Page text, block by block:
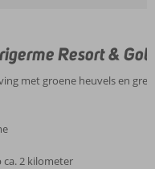
Resort & Golf
met groene heuvels en
ca. 2 kilometer